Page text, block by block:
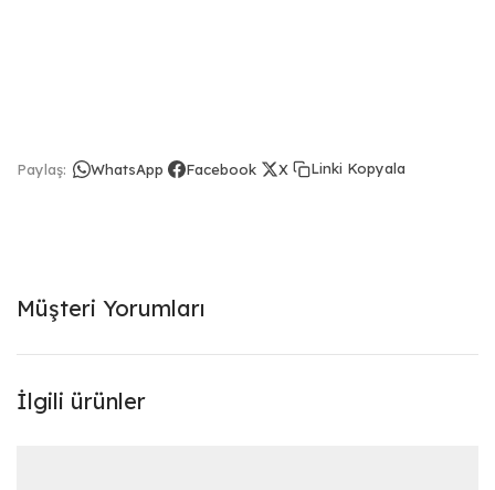
Paylaş: WhatsApp Facebook X Linki Kopyala
Müşteri Yorumları
İlgili ürünler